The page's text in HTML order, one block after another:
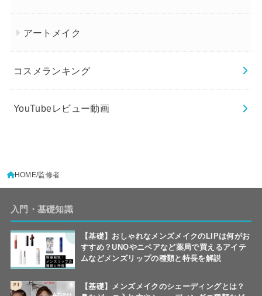
アートメイク
コスメランキング
YouTubeレビュー動画
HOME 監修者
入門・基礎知識
【基礎】おしゃれなメンズメイクのLIPは何がお
すすめ？UNOやニベアなど薬局で買えるアイテ
ムなどメンズリップの種類と特長を解説
【基礎】メンズメイクのシェーディングとは？